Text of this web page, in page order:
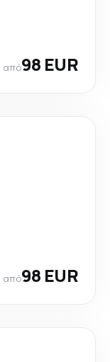
από98 EUR
από98 EUR